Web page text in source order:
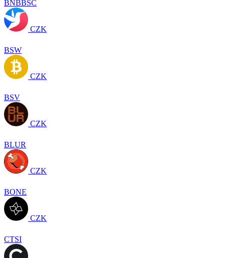
BNBBSC
CZK
BSW
CZK
BSV
CZK
BLUR
CZK
BONE
CZK
CTSI